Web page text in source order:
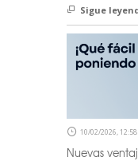
Sigue
10/02/2026, 12:58
Nuevas